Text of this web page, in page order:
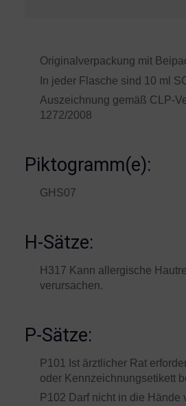
Originalverpackung mit
In jeder Flasche sind 10 ml
Auszeichnung gemäß CLP-
1272/2008
Piktogramm(e):
GHS07
H-Sätze:
H317 Kann allergische
verursachen.
P-Sätze:
P101 Ist ärztlicher Rat
oder Kennzeichnungsetikett
P102 Darf nicht in die Hände